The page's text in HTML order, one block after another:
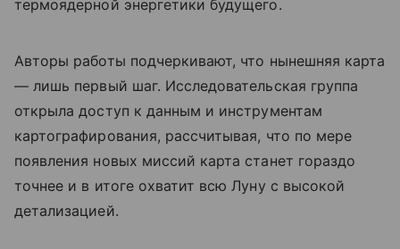
термоядерной энергетики будущего.
Авторы работы подчеркивают, что нынешняя карта
— лишь первый шаг. Исследовательская группа
открыла доступ к данным и инструментам
картографирования, рассчитывая, что по мере
появления новых миссий карта станет гораздо
точнее и в итоге охватит всю Луну с высокой
детализацией.